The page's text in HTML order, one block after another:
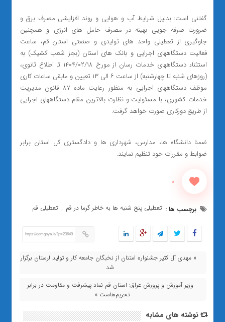
گفتنی است: بدلیل شرایط آب و هوایی و روند افزایشی مصرف برق و
ضرورت صرفه جویی بهینه در مصرف حامل های انرژی و همچنین
جلوگیری از تعطیلی واحد های تولیدی و صنعتی استان قم، ساعت
فعالیت دستگاههای اجرایی و بانک های استان (بجز شعب کشیک) به
استثناء دستگاههای خدمات رسان از مورخ ۱۴۰۴/۰۲/۱۸ تا اطلاع ثانوی،
(روزهای شنبه تا چهارشنبه) از ساعت ۶ الی ۱۳ تعیین و مابقی ساعات کاری
موظف دستگاههای اجرایی به منظور رعايت ماده ۸۷ قانون مديريت
خدمات كشوری، با مسئولیت و نظارت بالاترین مقام دستگاههای اجرایی
از طریق دورکاری صورت خواهد گرفت.
ضمنا دانشگاه ها، مدارس، شهرداری ها و دادگستری کل استان برابر
ضوابط و مقررات خود تنظيم نمایند.
0
برچسب ها : تعطیلی پنج شنبه ها به خاطر گرما در قم , تعطیلی قم
https://qomgoya.ir/?p=23649
« مهدی آل کثیر جشنواره امتنان از نخبگان جامعه کار و تولید لرستان برگزار
شد
وزیر آموزش و پرورش عراق: استان قم نماد پیشرفت و مقاومت در برابر
تحریم‌هاست »
نوشته های مشابه